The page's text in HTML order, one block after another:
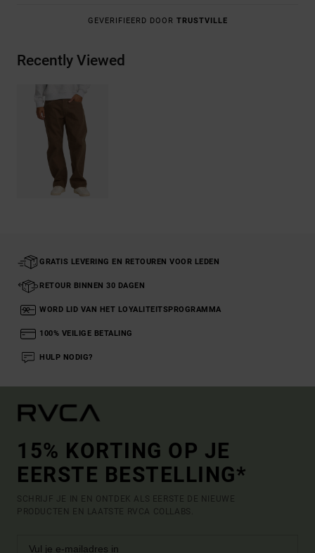
GEVERIFIEERD DOOR TRUSTVILLE
Recently Viewed
GRATIS LEVERING EN RETOUREN VOOR LEDEN
RETOUR BINNEN 30 DAGEN
WORD LID VAN HET LOYALITEITSPROGRAMMA
100% VEILIGE BETALING
HULP NODIG?
15% KORTING OP JE
EERSTE BESTELLING*
SCHRIJF JE IN EN ONTDEK ALS EERSTE DE NIEUWE
PRODUCTEN EN LAATSTE RVCA COLLABS.